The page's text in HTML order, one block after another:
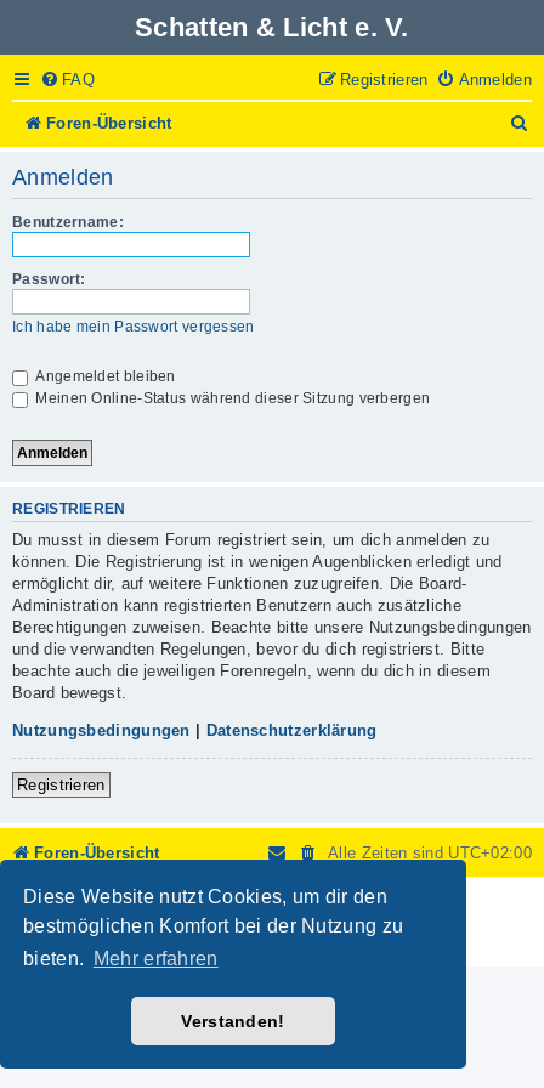
Diese Website nutzt Cookies, um dir den
bestmöglichen Komfort bei der Nutzung zu
bieten.
Mehr erfahren
Verstanden!
Schatten & Licht e. V.
FAQ Anmelden
Registrieren
Foren-Übersicht
u
Anmelden
Benutzername:
Passwort:
Ich habe mein Passwort vergessen
Angemeldet bleiben
Meinen Online-Status während dieser Sitzung verbergen
REGISTRIEREN
Du musst in diesem Forum registriert sein, um dich anmelden zu
können. Die Registrierung ist in wenigen Augenblicken erledigt und
ermöglicht dir, auf weitere Funktionen zuzugreifen. Die Board-
Administration kann registrierten Benutzern auch zusätzliche
Berechtigungen zuweisen. Beachte bitte unsere Nutzungsbedingungen
und die verwandten Regelungen, bevor du dich registrierst. Bitte
beachte auch die jeweiligen Forenregeln, wenn du dich in diesem
Board bewegst.
Nutzungsbedingungen Datenschutzerklärung
Registrieren
Foren-Übersicht Alle Zeiten sind UTC+02:00
Powered byphpBB® Forum Software © phpBB Limited
Deutsche Übersetzung durchphpBB.de